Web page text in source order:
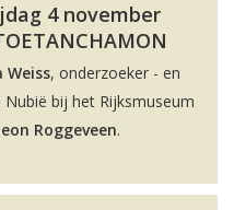
4 november
Weiss, onderzoeker - en
bij het Rijksmuseum
Roggeveen.